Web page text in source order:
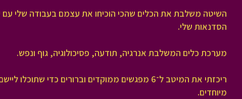
השיטה משלבת את הכלים שהכי הוכיחו את עצמם בעבודה שלי עם
הסדנאות שלי.
מערכת כלים המשלבת אנרגיה, תודעה, פסיכולוגיה, גוף ונפש.
ריכזתי את המיטב ל־6 מפגשים ממוקדים וברורים כדי
מיוחדים.